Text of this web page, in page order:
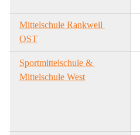
Mittelschule Rankweil
OST
Sportmittelschule &
Mittelschule West